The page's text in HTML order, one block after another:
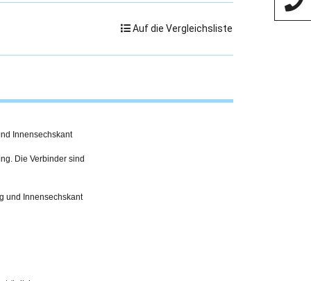
Auf die Vergleichsliste
Innensechskant
Die Verbinder sind
und Innensechskant